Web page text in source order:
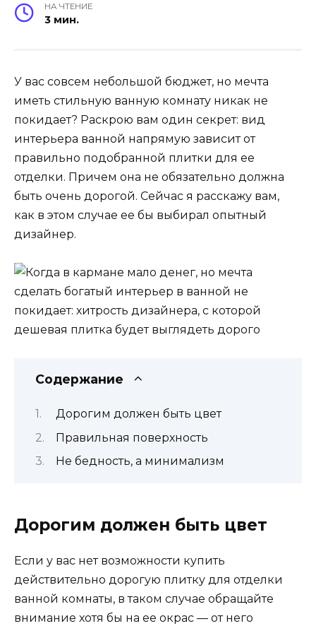
НА ЧТЕНИЕ
3 мин.
У вас совсем небольшой бюджет, но мечта
иметь стильную ванную комнату никак не
покидает? Раскрою вам один секрет: вид
интерьера ванной напрямую зависит от
правильно подобранной плитки для ее
отделки. Причем она не обязательно должна
быть очень дорогой. Сейчас я расскажу вам,
как в этом случае ее бы выбирал опытный
дизайнер.
Содержание
Дорогим должен быть цвет
Правильная поверхность
Не бедность, а минимализм
Дорогим должен быть цвет
Если у вас нет возможности купить
действительно дорогую плитку для отделки
ванной комнаты, в таком случае обращайте
внимание хотя бы на ее окрас — от него